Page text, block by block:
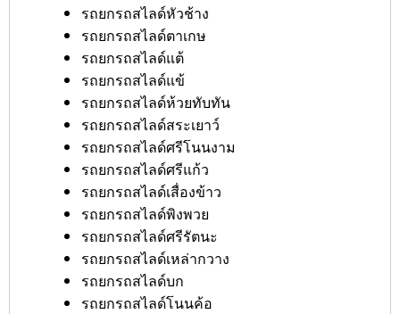
รถยกรถสไลด์หัวช้าง
รถยกรถสไลด์ตาเกษ
รถยกรถสไลด์แต้
รถยกรถสไลด์แข้
รถยกรถสไลด์ห้วยทับทัน
รถยกรถสไลด์สระเยาว์
รถยกรถสไลด์ศรีโนนงาม
รถยกรถสไลด์ศรีแก้ว
รถยกรถสไลด์เสื่องข้าว
รถยกรถสไลด์พิงพวย
รถยกรถสไลด์ศรีรัตนะ
รถยกรถสไลด์เหล่ากวาง
รถยกรถสไลด์บก
รถยกรถสไลด์โนนค้อ